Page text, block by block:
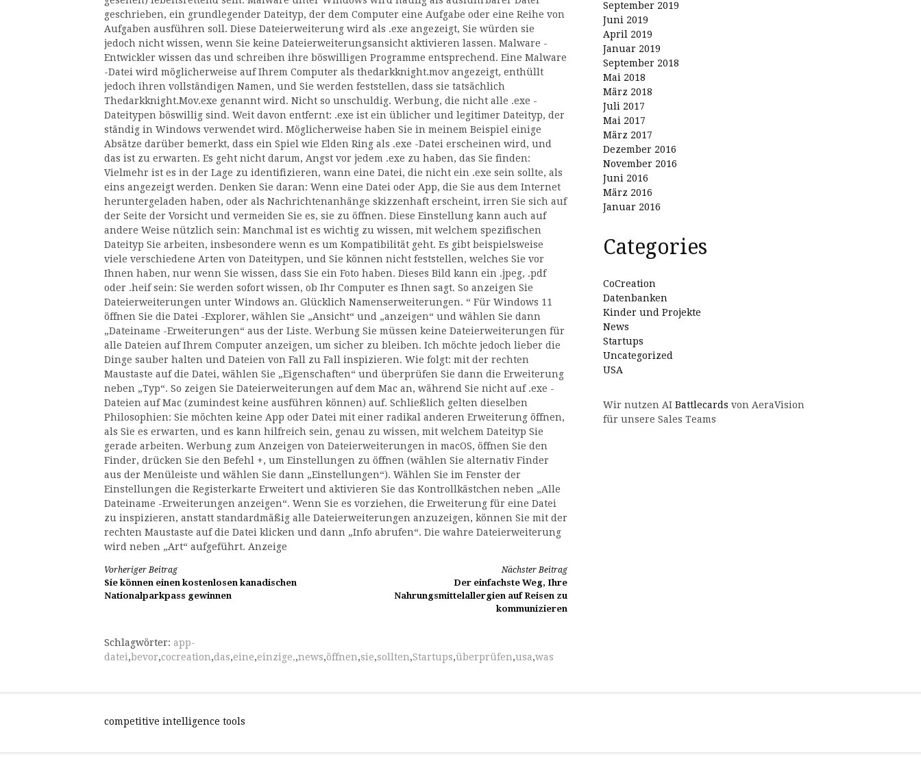
geschrieben, ein grundlegender Dateityp, der dem Computer eine Aufgabe oder eine Reihe von
Aufgaben ausführen soll. Diese Dateierweiterung wird als .exe angezeigt, Sie würden sie
jedoch nicht wissen, wenn Sie keine Dateierweiterungsansicht aktivieren lassen. Malware -
Entwickler wissen das und schreiben ihre böswilligen Programme entsprechend. Eine Malware
-Datei wird möglicherweise auf Ihrem Computer als thedarkknight.mov angezeigt, enthüllt
jedoch ihren vollständigen Namen, und Sie werden feststellen, dass sie tatsächlich
Thedarkknight.Mov.exe genannt wird. Nicht so unschuldig. Werbung, die nicht alle .exe -
Dateitypen böswillig sind. Weit davon entfernt: .exe ist ein üblicher und legitimer Dateityp, der
ständig in Windows verwendet wird. Möglicherweise haben Sie in meinem Beispiel einige
Absätze darüber bemerkt, dass ein Spiel wie Elden Ring als .exe -Datei erscheinen wird, und
das ist zu erwarten. Es geht nicht darum, Angst vor jedem .exe zu haben, das Sie finden:
Vielmehr ist es in der Lage zu identifizieren, wann eine Datei, die nicht ein .exe sein sollte, als
eins angezeigt werden. Denken Sie daran: Wenn eine Datei oder App, die Sie aus dem Internet
heruntergeladen haben, oder als Nachrichtenanhänge skizzenhaft erscheint, irren Sie sich auf
der Seite der Vorsicht und vermeiden Sie es, sie zu öffnen. Diese Einstellung kann auch auf
andere Weise nützlich sein: Manchmal ist es wichtig zu wissen, mit welchem ​​spezifischen
Dateityp Sie arbeiten, insbesondere wenn es um Kompatibilität geht. Es gibt beispielsweise
viele verschiedene Arten von Dateitypen, und Sie können nicht feststellen, welches Sie vor
Ihnen haben, nur wenn Sie wissen, dass Sie ein Foto haben. Dieses Bild kann ein .jpeg, .pdf
oder .heif sein: Sie werden sofort wissen, ob Ihr Computer es Ihnen sagt. So anzeigen Sie
Dateierweiterungen unter Windows an. Glücklich Namenserweiterungen. “ Für Windows 11
öffnen Sie die Datei -Explorer, wählen Sie „Ansicht“ und „anzeigen“ und wählen Sie dann
„Dateiname -Erweiterungen“ aus der Liste. Werbung Sie müssen keine Dateierweiterungen für
alle Dateien auf Ihrem Computer anzeigen, um sicher zu bleiben. Ich möchte jedoch lieber die
Dinge sauber halten und Dateien von Fall zu Fall inspizieren. Wie folgt: mit der rechten
Maustaste auf die Datei, wählen Sie „Eigenschaften“ und überprüfen Sie dann die Erweiterung
neben „Typ“. So zeigen Sie Dateierweiterungen auf dem Mac an, während Sie nicht auf .exe -
Dateien auf Mac (zumindest keine ausführen können) auf. Schließlich gelten dieselben
Philosophien: Sie möchten keine App oder Datei mit einer radikal anderen Erweiterung öffnen,
als Sie es erwarten, und es kann hilfreich sein, genau zu wissen, mit welchem ​​Dateityp Sie
gerade arbeiten. Werbung zum Anzeigen von Dateierweiterungen in macOS, öffnen Sie den
Finder, drücken Sie den Befehl +, um Einstellungen zu öffnen (wählen Sie alternativ Finder
aus der Menüleiste und wählen Sie dann „Einstellungen“). Wählen Sie im Fenster der
Einstellungen die Registerkarte Erweitert und aktivieren Sie das Kontrollkästchen neben „Alle
Dateiname -Erweiterungen anzeigen“. Wenn Sie es vorziehen, die Erweiterung für eine Datei
zu inspizieren, anstatt standardmäßig alle Dateierweiterungen anzuzeigen, können Sie mit der
rechten Maustaste auf die Datei klicken und dann „Info abrufen“. Die wahre Dateierweiterung
wird neben „Art“ aufgeführt. Anzeige
Weiterlesen
Vorheriger Beitrag
Sie können einen kostenlosen kanadischen
Nationalparkpass gewinnen
Nächster Beitrag
Der einfachste Weg, Ihre
Nahrungsmittelallergien auf Reisen zu
kommunizieren
Schlagwörter: app-
datei,bevor,cocreation,das,eine,einzige,,news,öffnen,sie,sollten,Startups,überprüfen,usa,was
September 2019
Juni 2019
April 2019
Januar 2019
September 2018
Mai 2018
März 2018
Juli 2017
Mai 2017
März 2017
Dezember 2016
November 2016
Juni 2016
März 2016
Januar 2016
Categories
CoCreation
Datenbanken
Kinder und Projekte
News
Startups
Uncategorized
USA
Wir nutzen AI Battlecards von AeraVision
für unsere Sales Teams
competitive intelligence tools